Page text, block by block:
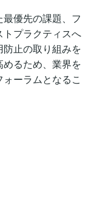
優先の課題、フ
プラクティスへ
止の取り組みを
るため、業界を
ーラムとなるこ